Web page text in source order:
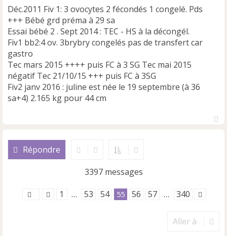
n
l
u
Déc.2011 Fiv 1: 3 ovocytes 2 fécondés 1 congelé. Pds
+++ Bébé grd préma à 29 sa
Essai bébé 2 . Sept 2014 : TEC - HS à la décongél.
Fiv1 bb2:4 ov. 3brybry congelés pas de transfert car
gastro
Tec mars 2015 ++++ puis FC à 3 SG Tec mai 2015
négatif Tec 21/10/15 +++ puis FC à 3SG
Fiv2 janv 2016 : juline est née le 19 septembre (à 36
sa+4) 2.165 kg pour 44 cm
Répondre
3397 messages
1 … 53 54 55 56 57 … 340
Aller à